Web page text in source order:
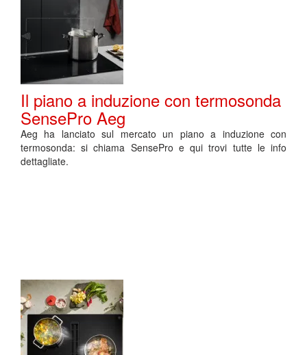
Il piano a induzione con termosonda
SensePro Aeg
Aeg ha lanciato sul mercato un piano a induzione con
termosonda: si chiama SensePro e qui trovi tutte le info
dettagliate.